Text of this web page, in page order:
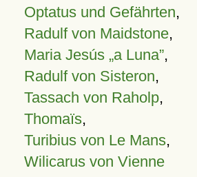
Optatus und Gefährten,
Radulf von Maidstone,
Maria Jesús „a Luna”,
Radulf von Sisteron,
Tassach von Raholp,
Thomaïs,
Turibius von Le Mans,
Wilicarus von Vienne